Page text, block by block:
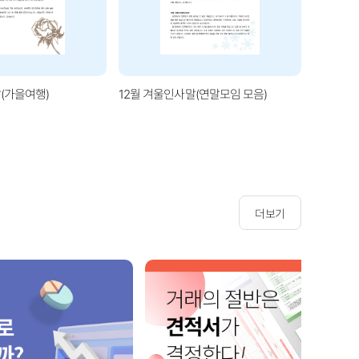
가을여행) 12월 겨울인사말(연말모임 모음)
더보기